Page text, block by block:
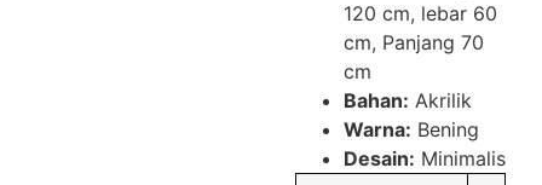
120 cm, lebar 60
cm, Panjang 70
cm
Bahan: Akrilik
Warna: Bening
Desain: Minimalis